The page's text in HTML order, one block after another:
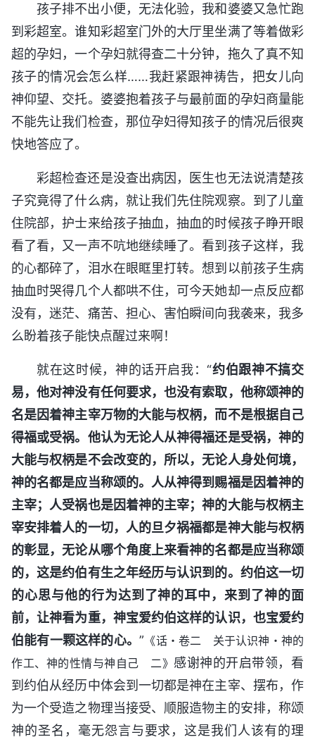
孩子排不出小便，无法化验，我和婆婆又急忙跑
到彩超室。谁知彩超室门外的大厅里坐满了等着做彩
超的孕妇，一个孕妇就得查二十分钟，拖久了真不知
孩子的情况会怎么样……我赶紧跟神祷告，把女儿向
神仰望、交托。婆婆抱着孩子与最前面的孕妇商量能
不能先让我们检查，那位孕妇得知孩子的情况后很爽
快地答应了。
彩超检查还是没查出病因，医生也无法说清楚孩
子究竟得了什么病，就让我们先住院观察。到了儿童
住院部，护士来给孩子抽血，抽血的时候孩子睁开眼
看了看，又一声不吭地继续睡了。看到孩子这样，我
的心都碎了，泪水在眼眶里打转。想到以前孩子生病
抽血时哭得几个人都哄不住，可今天她却一点反应都
没有，迷茫、痛苦、担心、害怕瞬间向我袭来，我多
么盼着孩子能快点醒过来啊！
就在这时候，神的话开启我：“约伯跟神不搞交
易，他对神没有任何要求，也没有索取，他称颂神的
名是因着神主宰万物的大能与权柄，而不是根据自己
得福或受祸。他认为无论人从神得福还是受祸，神的
大能与权柄是不会改变的，所以，无论人身处何境，
神的名都是应当称颂的。人从神得到赐福是因着神的
主宰；人受祸也是因着神的主宰；神的大能与权柄主
宰安排着人的一切，人的旦夕祸福都是神大能与权柄
的彰显，无论从哪个角度上来看神的名都是应当称颂
的，这是约伯有生之年经历与认识到的。约伯这一切
的心思与他的行为达到了神的耳中，来到了神的面
前，让神看为重，神宝爱约伯这样的认识，也宝爱约
伯能有一颗这样的心。” 《话・卷二 关于认识神・神的
作工、神的性情与神自己 二》 感谢神的开启带领，看
到约伯从经历中体会到一切都是神在主宰、摆布，作
为一个受造之物理当接受、顺服造物主的安排，称颂
神的圣名，毫无怨言与要求，这是我们人该有的理